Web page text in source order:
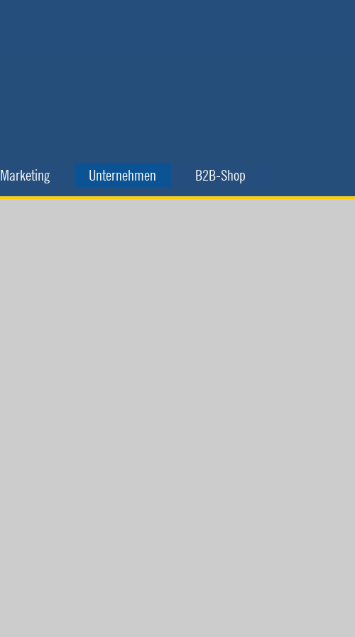
▼
Marketing ▼
Unternehmen ▼
B2B-Shop